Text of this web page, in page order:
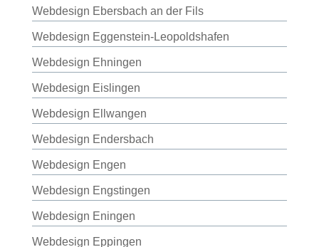
Webdesign Ebersbach an der Fils
Webdesign Eggenstein-Leopoldshafen
Webdesign Ehningen
Webdesign Eislingen
Webdesign Ellwangen
Webdesign Endersbach
Webdesign Engen
Webdesign Engstingen
Webdesign Eningen
Webdesign Eppingen